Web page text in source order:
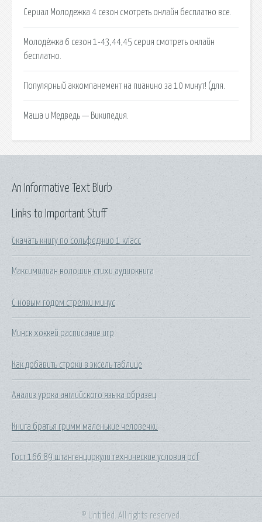
Сериал Молодежка 4 сезон смотреть онлайн бесплатно все.
Молодёжка 6 сезон 1-43,44,45 серия смотреть онлайн
бесплатно.
Популярный аккомпанемент на пианино за 10 минут! (для.
Маша и Медведь — Википедия.
Links to Important Stuff
Скачать книгу по сольфеджио 1 класс
Максимилиан волошин стихи аудиокнига
С новым годом стрелки минус
Минск хоккей расписание игр
Как добавить строки в эксель таблице
Анализ урока английского языка образец
Книга братья гримм маленькие человечки
Гост 166 89 штангенциркули технические условия pdf
An Informative Text Blurb
© Untitled. All rights reserved.